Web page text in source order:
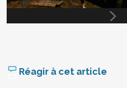
Réagir à cet article